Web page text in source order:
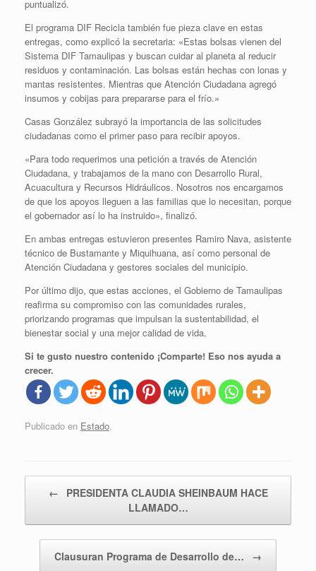
puntualizó.
El programa DIF Recicla también fue pieza clave en estas
entregas, como explicó la secretaria: «Estas bolsas vienen del
Sistema DIF Tamaulipas y buscan cuidar al planeta al reducir
residuos y contaminación. Las bolsas están hechas con lonas y
mantas resistentes. Mientras que Atención Ciudadana agregó
insumos y cobijas para prepararse para el frío.»
Casas González subrayó la importancia de las solicitudes
ciudadanas como el primer paso para recibir apoyos.
«Para todo requerimos una petición a través de Atención
Ciudadana, y trabajamos de la mano con Desarrollo Rural,
Acuacultura y Recursos Hidráulicos. Nosotros nos encargamos
de que los apoyos lleguen a las familias que lo necesitan, porque
el gobernador así lo ha instruido», finalizó.
En ambas entregas estuvieron presentes Ramiro Nava, asistente
técnico de Bustamante y Miquihuana, así como personal de
Atención Ciudadana y gestores sociales del municipio.
Por último dijo, que estas acciones, el Gobierno de Tamaulipas
reafirma su compromiso con las comunidades rurales,
priorizando programas que impulsan la sustentabilidad, el
bienestar social y una mejor calidad de vida.
Si te gusto nuestro contenido ¡Comparte! Eso nos ayuda a
crecer.
Publicado en Estado.
←
PRESIDENTA CLAUDIA SHEINBAUM HACE
LLAMADO…
Clausuran Programa de Desarrollo de… →